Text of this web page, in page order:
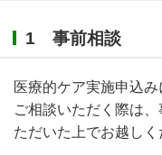
1 事前相談
医療的ケア実施申込
ご相談いただく際は
ただいた上でお越しく